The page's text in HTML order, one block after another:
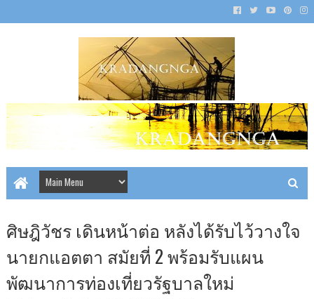
ศิษฎิวัชร เดินหน้าต่อ หลังได้รับไว้วางใจ
นายกแอตตา สมัยที่ 2 พร้อมรับแผน
พัฒนาการท่องเที่ยวรัฐบาลใหม่